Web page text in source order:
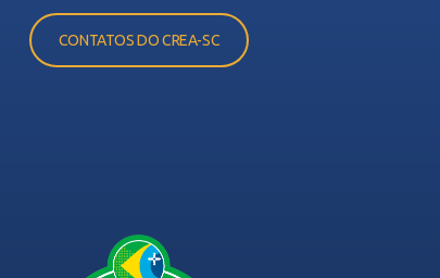
CONTATOS DO CREA-SC